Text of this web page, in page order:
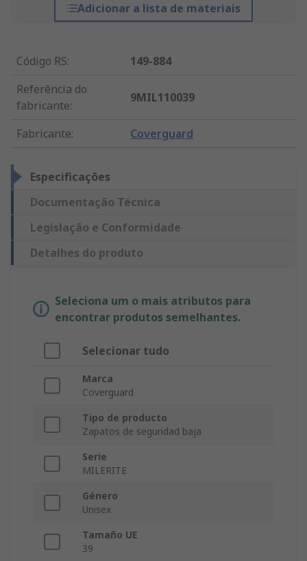
Adicionar a lista de materiais
Código RS:
149-884
Referência do
fabricante:
9MIL110039
Fabricante: Coverguard
Especificações
Documentação Técnica
Legislação e Conformidade
Detalhes do produto
Seleciona um o mais atributos para
encontrar produtos semelhantes.
Selecionar tudo
Marca
Coverguard
Tipo de producto
Zapatos de seguridad baja
Serie
MILERITE
Género
Unisex
Tamaño UE
39